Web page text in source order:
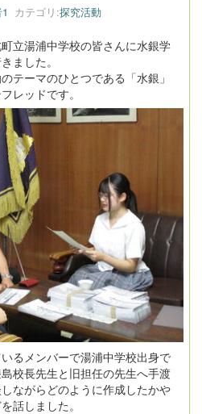
カテゴリ:探究活動
立湯浦中学校の皆さんに水銀学
ました。
テーマのひとつである「水銀」
レッドです。
るメンバーで湯浦中学校出身で
校長先生と旧担任の先生へ手渡
ながらどのように作成したかや
話しました。